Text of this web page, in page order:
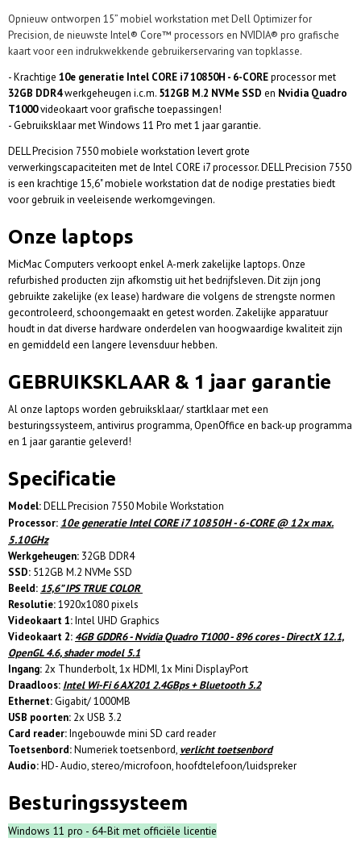
Opnieuw ontworpen 15” mobiel workstation met Dell Optimizer for
Precision, de nieuwste Intel® Core™ processors en NVIDIA® pro grafische
kaart voor een indrukwekkende gebruikerservaring van topklasse.
- Krachtige 10e generatie Intel CORE i7 10850H - 6-COREprocessor met
32GB DDR4werkgeheugen i.c.m. 512GB M.2 NVMe SSD en Nvidia Quadro
T1000videokaart voor grafische toepassingen!
- Gebruiksklaar met Windows 11 Pro met 1 jaar garantie.
DELL Precision 7550 mobiele workstation levert grote
verwerkingscapaciteiten met de Intel CORE i7 processor. DELL Precision 7550
is een krachtige 15,6" mobiele workstation dat de nodige prestaties biedt
voor gebruik in veeleisende werkomgevingen.
Onze laptops
MicMac Computers verkoopt enkel A-merk zakelijke laptops. Onze
refurbished producten zijn afkomstig uit het bedrijfsleven. Dit zijn jong
gebruikte zakelijke (ex lease) hardware die volgens de strengste normen
gecontroleerd, schoongemaakt en getest worden. Zakelijke apparatuur
houdt in dat diverse hardware onderdelen van hoogwaardige kwaliteit zijn
en gemiddeld een langere levensduur hebben.
GEBRUIKSKLAAR & 1 jaar garantie
Al onze laptops worden gebruiksklaar/ startklaar met een
besturingssysteem, antivirus programma, OpenOffice en back-up programma
en 1 jaar garantie geleverd!
Specificatie
Model:DELL Precision 7550 Mobile Workstation
Processor: 10e generatieIntel CORE i7 10850H - 6-CORE @ 12x max.
5.10GHz
Werkgeheugen: 32GB DDR4
SSD: 512GB M.2 NVMe SSD
Beeld: 15,6” IPS TRUE COLOR
Resolutie:1920x1080 pixels
Videokaart 1:Intel UHD Graphics
Videokaart 2: 4GB GDDR6 - Nvidia Quadro T1000 - 896 cores - DirectX 12.1,
OpenGL 4.6, shader model 5.1
Ingang: 2x Thunderbolt, 1x HDMI, 1x Mini DisplayPort
Draadloos: Intel Wi-Fi 6 AX201 2.4GBps + Bluetooth 5.2
Ethernet:Gigabit/ 1000MB
USB poorten: 2x USB 3.2
Card reader:Ingebouwde mini SD card reader
Toetsenbord:Numeriek toetsenbord, verlicht toetsenbord
Audio:HD- Audio, stereo/microfoon, hoofdtelefoon/luidspreker
Besturingssysteem
Windows 11 pro - 64-Bit met officiële licentie